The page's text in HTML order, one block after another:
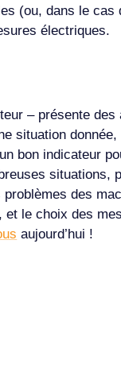
(ou, dans le cas
électriques.
– présente des
situation
bon indicateur
situations,
des
et le choix des
aujourd’hui !